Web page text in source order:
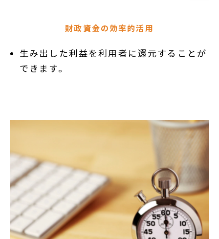
財政資金の効率的活用
生み出した利益を利用者に還元することが
できます。